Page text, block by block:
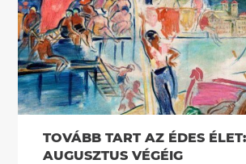
TOVÁBB TART AZ ÉDES ÉLET:
AUGUSZTUS VÉGÉIG